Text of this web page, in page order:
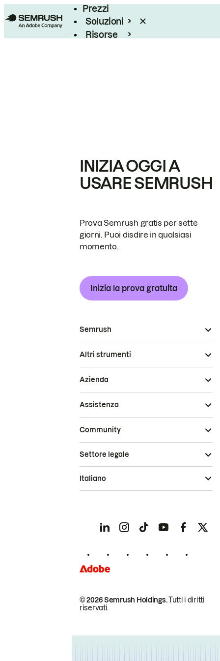
Prezzi
Soluzioni
Risorse
INIZIA OGGI A
USARE SEMRUSH
Prova Semrush gratis per sette
giorni. Puoi disdire in qualsiasi
momento.
Inizia la prova gratuita
Semrush
Altri strumenti
Azienda
Assistenza
Community
© 2026 Semrush Holdings.Tutti i diritti
riservati.
Settore legale
Italiano